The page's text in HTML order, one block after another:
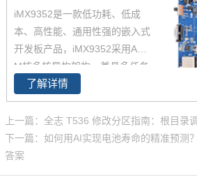
证的 i.MX 6和i.MX 8基础上进行
了升级，集成NPU 可加速边缘机
器学习应用，i.MX9352核心板体
中。
iMX9352是一款低功耗、低成
本、高性能、通用性强的嵌入式
开发板产品，iMX9352采用A核+
M核多核异构架构，兼具多任务
处理与实时控制，0.5 TOPS Eth
os U-65 microNPU，满足边缘AI
需求，2路千兆网口，其中1路支
持TSN，2通道MIPI-CSI摄像头
接口，引出处理器所有可引出功
了解详情
上一篇：全志 T536 修改分区指南：根目录
下一篇：如何用AI实现电池寿命的精准预测
答案